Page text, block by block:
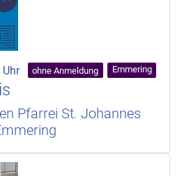
Uhr ohne Anmeldung Emmering
Pfarrei St. Johannes